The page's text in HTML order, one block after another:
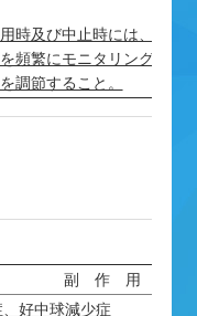
時及び中止時には、エベ
頻繁にモニタリングし、
調節すること。
副 作 用
好中球減少症